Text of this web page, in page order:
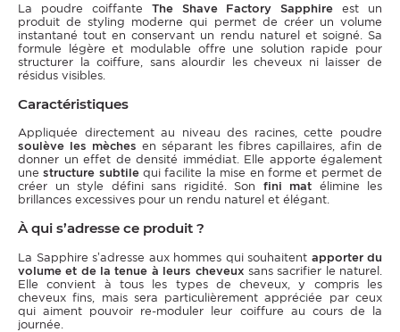
La poudre coiffante The Shave Factory Sapphire est un
produit de styling moderne qui permet de créer un volume
instantané tout en conservant un rendu naturel et soigné. Sa
formule légère et modulable offre une solution rapide pour
structurer la coiffure, sans alourdir les cheveux ni laisser de
résidus visibles.
Caractéristiques
Appliquée directement au niveau des racines, cette poudre
soulève les mèches en séparant les fibres capillaires, afin de
donner un effet de densité immédiat. Elle apporte également
unestructure subtilequi facilite la mise en forme et permet de
créer un style défini sans rigidité. Son fini mat élimine les
brillances excessives pour un rendu naturel et élégant.
À qui s’adresse ce produit ?
La Sapphire s’adresse aux hommes qui souhaitent apporter du
volume et de la tenue à leurs cheveux sans sacrifier le naturel.
Elle convient à tous les types de cheveux, y compris les
cheveux fins, mais sera particulièrement appréciée par ceux
qui aiment pouvoir re-moduler leur coiffure au cours de la
journée.